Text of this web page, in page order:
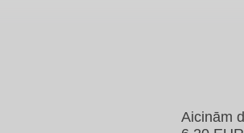
Aicinām